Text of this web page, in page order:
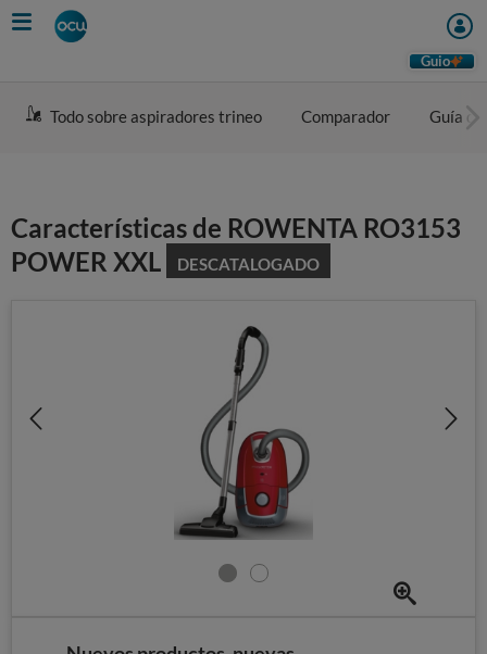
Skip
to
Guio
Todo sobre aspiradores trineo Comparador Guía
Características de ROWENTA RO3153
POWER XXL
DESCATALOGADO